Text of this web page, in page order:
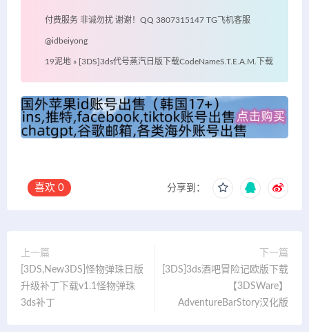
付费服务 非诚勿扰 谢谢！QQ 3807315147 TG飞机客服
@idbeiyong
19泥地 » [3DS]3ds代号蒸汽日版下载CodeNameS.T.E.A.M.下载
喜欢 0 分享到：
上一篇
[3DS,New3DS]怪物弹珠日版
升级补丁下载v1.1怪物弹珠
3ds补丁
下一篇
[3DS]3ds酒吧冒险记欧版下载
【3DSWare】
AdventureBarStory汉化版